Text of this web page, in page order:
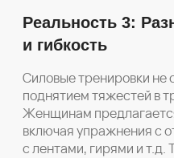
Реальность 3:
и гибкость
Силовые тренировки не
поднятием тяжестей в
Женщинам
включая упражнения с
с лентами, гирями и т.д.